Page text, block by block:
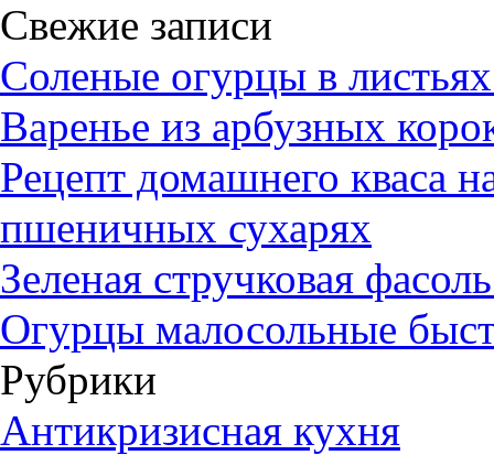
Свежие записи
Соленые огурцы в
Варенье из арбузных
Рецепт домашнего кваса
пшеничных сухарях
Зеленая стручковая
Огурцы малосольные
Рубрики
Антикризисная кухня